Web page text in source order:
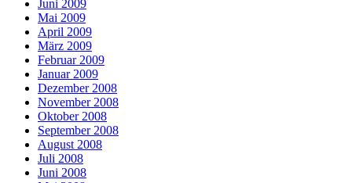
Juni 2009
Mai 2009
April 2009
März 2009
Februar 2009
Januar 2009
Dezember 2008
November 2008
Oktober 2008
September 2008
August 2008
Juli 2008
Juni 2008